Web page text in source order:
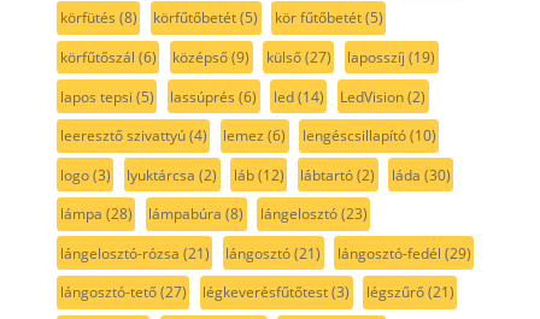
körfütés (8) körfűtőbetét(5) kör fűtőbetét(5)
körfűtőszál (6) középső(9) külső(27) laposszíj (19)
lapos tepsi (5) lassúprés (6) led(14) LedVision(2)
leeresztő szivattyú(4) lemez (6) lengéscsillapító(10)
logo(3) lyuktárcsa (2) láb(12) lábtartó(2) láda (30)
lámpa (28) lámpabúra (8) lángelosztó(23)
lángelosztó-rózsa (21) lángosztó(21) lángosztó-fedél (29)
lángosztó-tető(27) légkeverésfűtőtest(3) légszűrő(21)